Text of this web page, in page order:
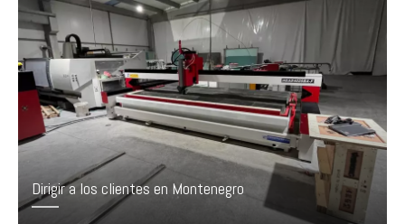
Dirigir a los clientes en Montenegro